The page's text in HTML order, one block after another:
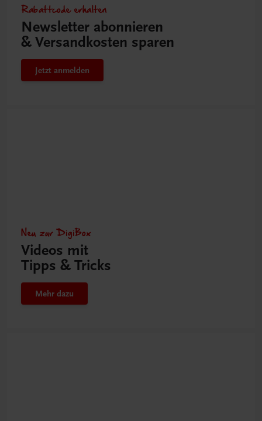
Rabattcode erhalten
Newsletter abonnieren
& Versandkosten sparen
Jetzt anmelden
Neu zur DigiBox
Videos mit
Tipps & Tricks
Mehr dazu